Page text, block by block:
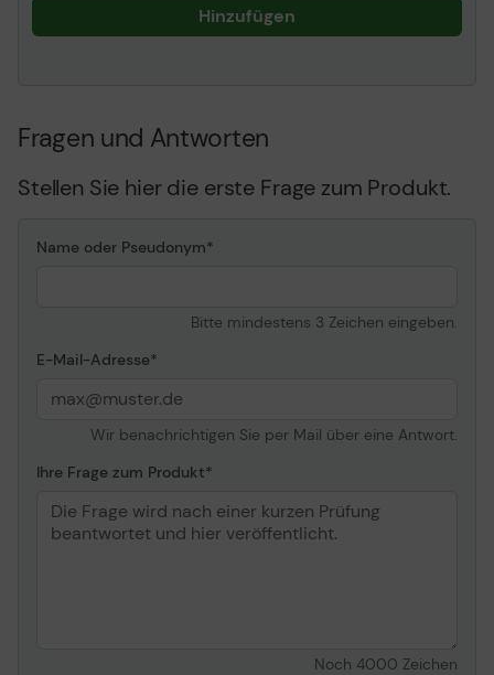
Hinzufügen
Fragen und Antworten
Stellen Sie hier die erste Frage zum Produkt.
Name oder Pseudonym
Bitte mindestens 3 Zeichen eingeben.
E-Mail-Adresse
Wir benachrichtigen Sie per Mail über eine Antwort.
Ihre Frage zum Produkt
Noch 4000 Zeichen